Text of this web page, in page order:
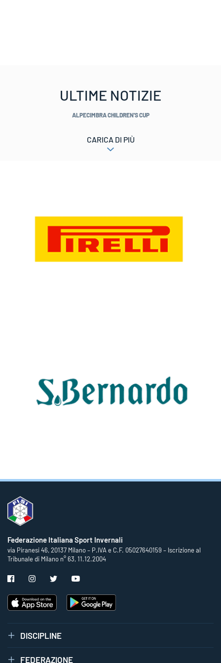
ULTIME NOTIZIE
ALPECIMBRA CHILDREN'S CUP
CARICA DI PIÙ
Federazione Italiana Sport Invernali
via Piranesi 46, 20137 Milano – P.IVA e C.F. 05027640159 – Iscrizione al
Tribunale di Milano n° 63, 11.12.2004
DISCIPLINE
FEDERAZIONE